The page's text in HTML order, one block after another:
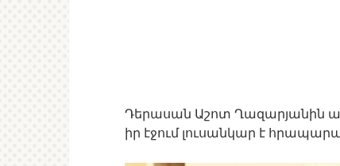
Դերասան Աշոտ Ղազարյանին
իր էջում լուսանկար է